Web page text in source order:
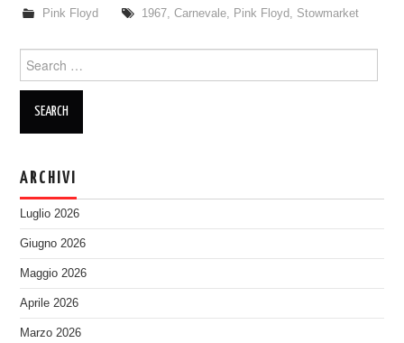
Pink Floyd 1967, Carnevale, Pink Floyd, Stowmarket
for:
ARCHIVI
Luglio 2026
Giugno 2026
Maggio 2026
Aprile 2026
Marzo 2026